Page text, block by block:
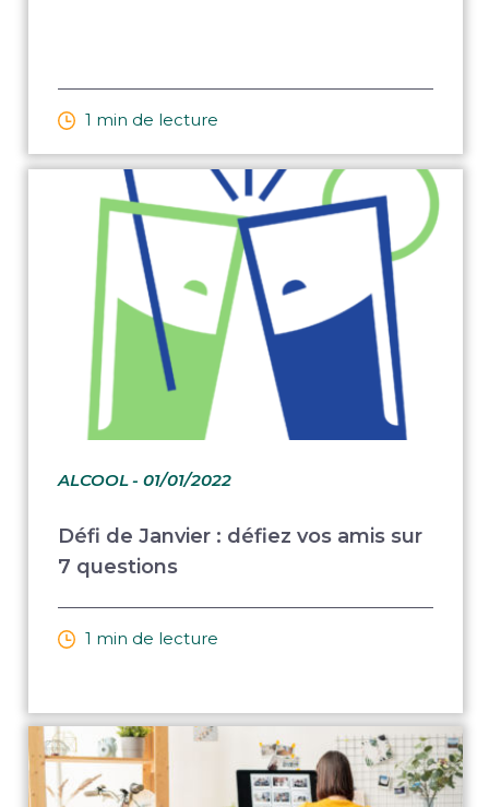
1 min de lecture
ALCOOL- 01/01/2022
Défi de Janvier : défiez vos amis sur
7 questions
1 min de lecture